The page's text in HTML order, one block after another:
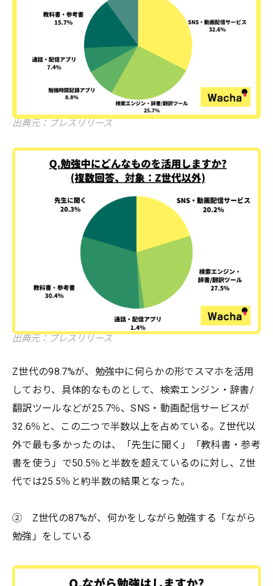
出典元：プレスリリース
出典元：プレスリリース
Z世代の98.7%が、勉強中に何らかの形でスマホを活用
しており、具体的なものとして、検索エンジン・辞書/
翻訳ツールなどが25.7％、SNS・動画配信サービスが
32.6％と、この二つで半数以上を占めている。Z世代以
外で最も多かったのは、「先生に聞く」「教科書・参考
書を使う」で50.5％と半数を超えているのに対し、Z世
代では25.5％と約半数の結果となった。
② Z世代の87%が、何かをしながら勉強する「ながら
勉強」をしている